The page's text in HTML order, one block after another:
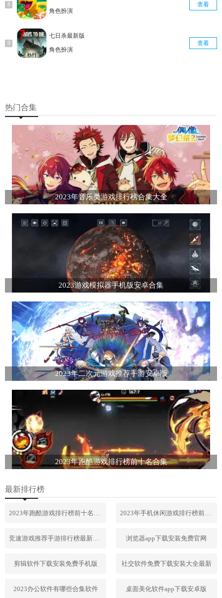
角色扮演
查看
七日杀最新版
角色扮演
查看
热门合集
2023年音乐类游戏排行榜合集大全
2023游戏模拟器手机版安卓合集
2023年二次元游戏推荐手游安卓版
2023年跑酷游戏排行榜前十名合集
最新排行榜
2023年跑酷游戏排行榜前十名合集 2023年手机休闲游戏排行榜前十名
竞速游戏推荐手游排行榜最新2023 浏览器app下载安装免费官网
剪辑软件下载安装免费手机版 社交软件免费下载安装大全最新
2023办公软件有哪些合集软件 桌面美化软件app下载安卓版